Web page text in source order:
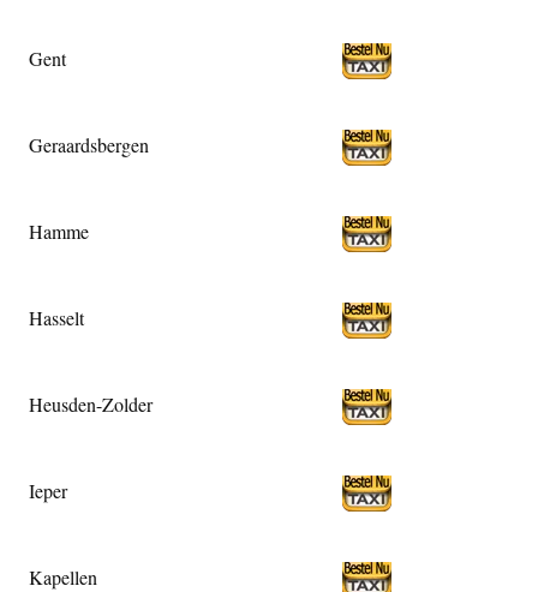
Gent
Geraardsbergen
Hamme
Hasselt
Heusden-Zolder
Ieper
Kapellen